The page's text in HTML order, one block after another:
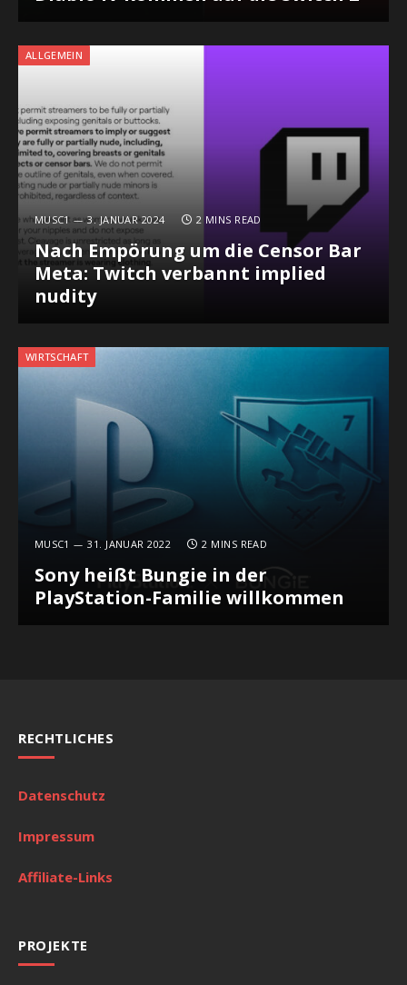
ALLGEMEIN
MUSC1 3. JANUAR 2024 2 MINS READ
Nach Empörung um die Censor Bar
Meta: Twitch verbannt implied
nudity
WIRTSCHAFT
MUSC1 31. JANUAR 2022 2 MINS READ
Sony heißt Bungie in der
PlayStation-Familie willkommen
RECHTLICHES
Datenschutz
Impressum
Affiliate-Links
PROJEKTE